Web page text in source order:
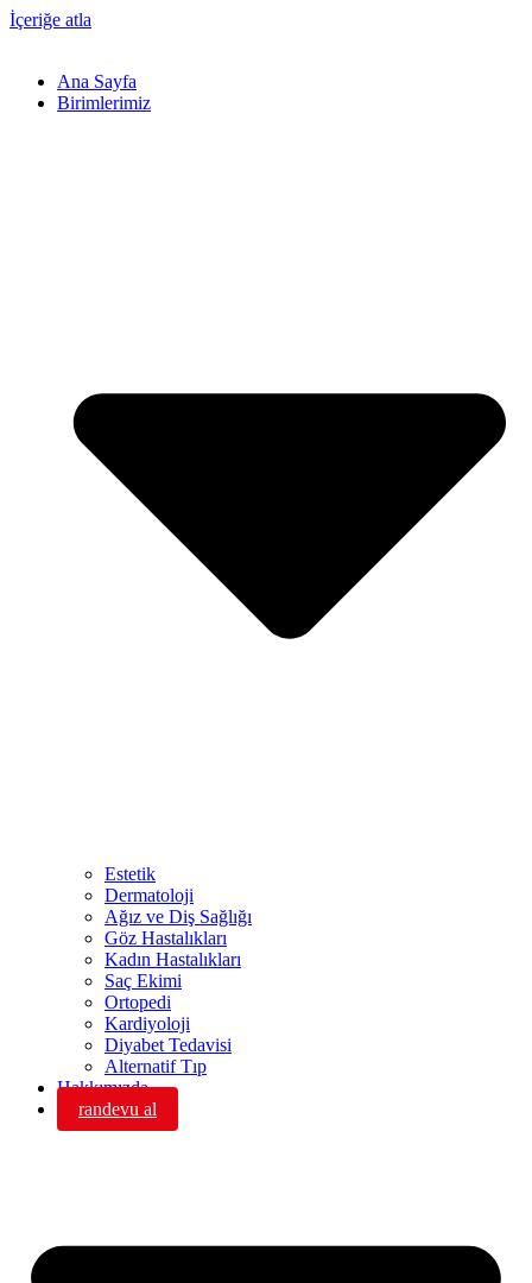
İçeriğe atla
Ana Sayfa
Birimlerimiz
Estetik
Dermatoloji
Ağız ve Diş Sağlığı
Göz Hastalıkları
Kadın Hastalıkları
Saç Ekimi
Ortopedi
Kardiyoloji
Diyabet Tedavisi
Alternatif Tıp
Hakkımızda
randevu al